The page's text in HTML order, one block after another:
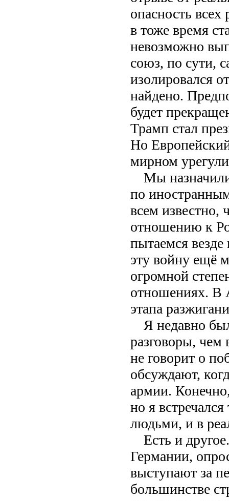
опасность
в тоже время
невозможно
союз, по сути,
изолировался
найдено.
будет
Трамп стал
Но
мирном
Мы
по
всем известно,
отношению к
пытаемся
эту войну ещё
огромной
отношениях. В
этапа
Я недавно
разговоры, чем
не говорит о
обсуждают,
армии.
но я
людьми, и в
Есть и
Германии,
выступают за
большинстве